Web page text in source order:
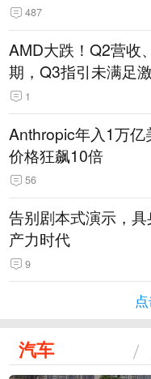
487
AMD大跌！Q2营收
期，Q3指引未满足
1
Anthropic年入1万亿
价格狂飙10倍
56
告别剧本式演示，
产力时代
9
汽车